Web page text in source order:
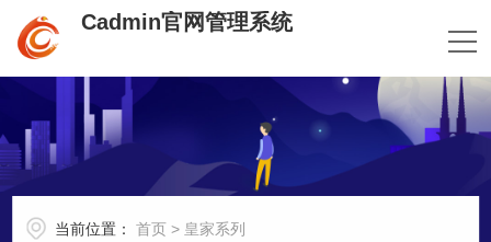
Cadmin官网管理系统
当前位置： 首页 > 皇家系列